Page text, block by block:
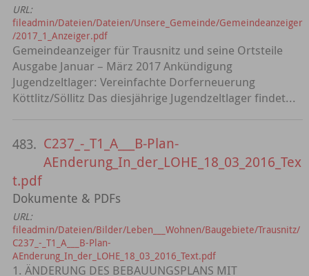
URL:
fileadmin/Dateien/Dateien/Unsere_Gemeinde/Gemeindeanzeiger
/2017_1_Anzeiger.pdf
Gemeindeanzeiger für Trausnitz und seine Ortsteile
Ausgabe Januar – März 2017 Ankündigung
Jugendzeltlager: Vereinfachte Dorferneuerung
Köttlitz/Söllitz Das diesjährige Jugendzeltlager findet...
483. C237_-_T1_A___B-Plan-
AEnderung_In_der_LOHE_18_03_2016_Tex
t.pdf
Dokumente & PDFs
URL:
fileadmin/Dateien/Bilder/Leben___Wohnen/Baugebiete/Trausnitz/
C237_-_T1_A___B-Plan-
AEnderung_In_der_LOHE_18_03_2016_Text.pdf
1. ÄNDERUNG DES BEBAUUNGSPLANS MIT